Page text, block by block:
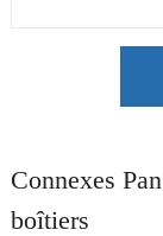
Connexes
boîtiers